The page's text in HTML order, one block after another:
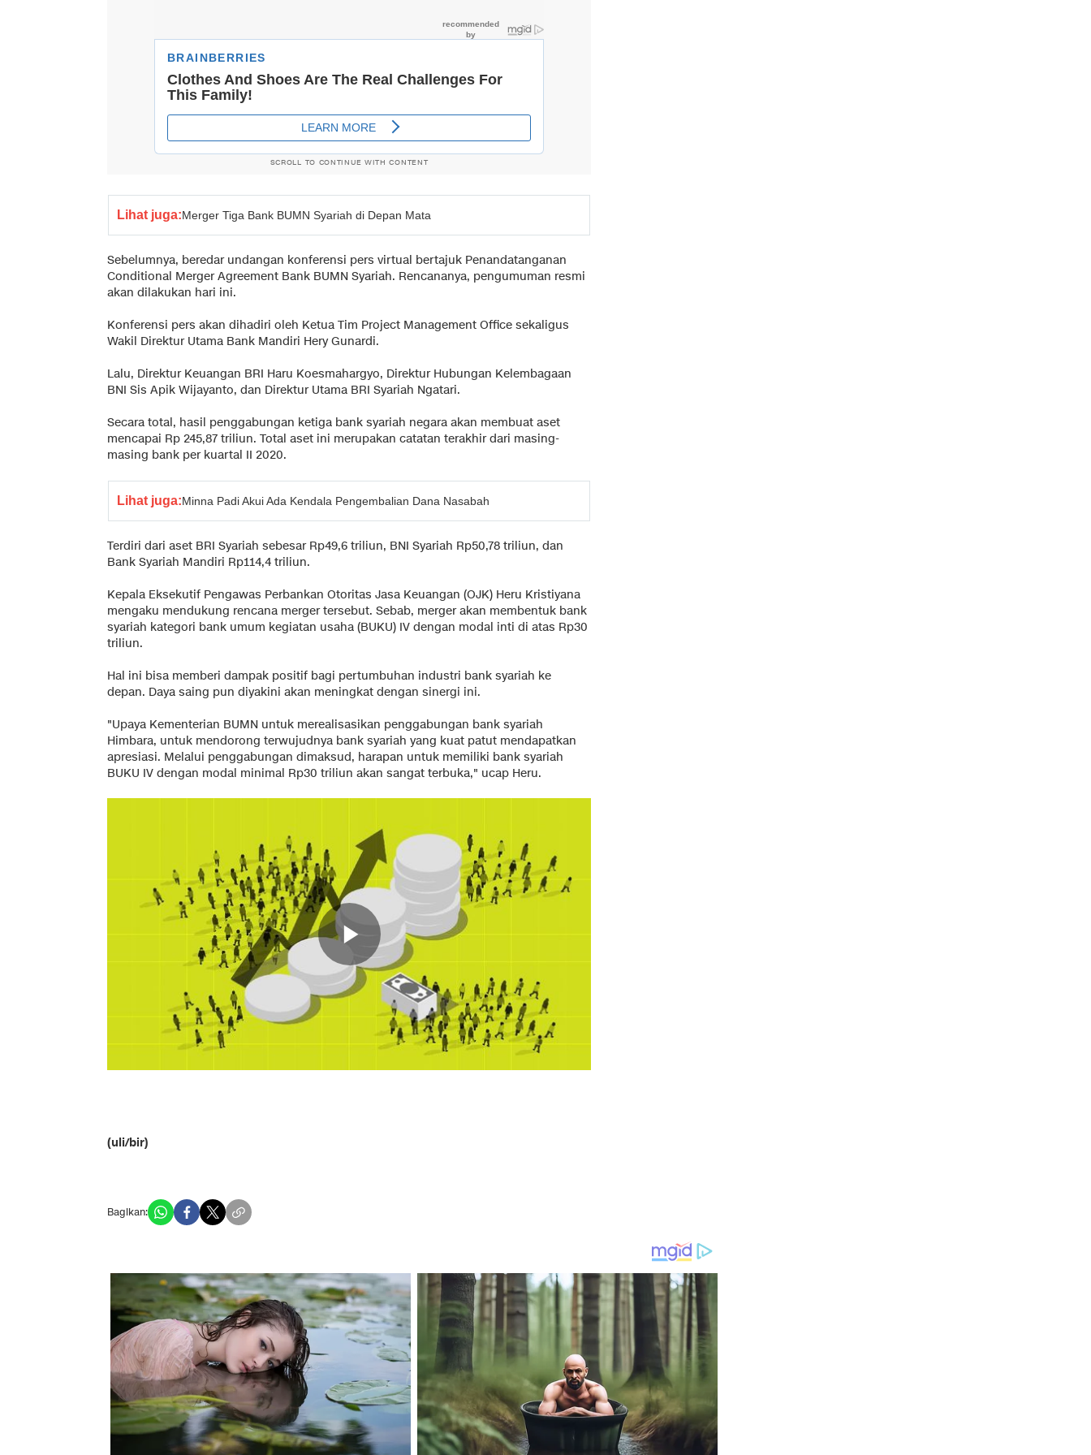
SCROLL TO CONTINUE WITH CONTENT
Lihat juga:Merger Tiga Bank BUMN Syariah di Depan Mata
Sebelumnya, beredar undangan konferensi pers virtual bertajuk Penandatanganan
Conditional Merger Agreement Bank BUMN Syariah. Rencananya, pengumuman resmi
akan dilakukan hari ini.
Konferensi pers akan dihadiri oleh Ketua Tim Project Management Office sekaligus
Wakil Direktur Utama Bank Mandiri Hery Gunardi.
Lalu, Direktur Keuangan BRI Haru Koesmahargyo, Direktur Hubungan Kelembagaan
BNI Sis Apik Wijayanto, dan Direktur Utama BRI Syariah Ngatari.
Secara total, hasil penggabungan ketiga bank syariah negara akan membuat aset
mencapai Rp 245,87 triliun. Total aset ini merupakan catatan terakhir dari masing-
masing bank per kuartal II 2020.
Lihat juga:Minna Padi Akui Ada Kendala Pengembalian Dana Nasabah
Terdiri dari aset BRI Syariah sebesar Rp49,6 triliun, BNI Syariah Rp50,78 triliun, dan
Bank Syariah Mandiri Rp114,4 triliun.
Kepala Eksekutif Pengawas Perbankan Otoritas Jasa Keuangan (OJK) Heru Kristiyana
mengaku mendukung rencana merger tersebut. Sebab, merger akan membentuk bank
syariah kategori bank umum kegiatan usaha (BUKU) IV dengan modal inti di atas Rp30
triliun.
Hal ini bisa memberi dampak positif bagi pertumbuhan industri bank syariah ke
depan. Daya saing pun diyakini akan meningkat dengan sinergi ini.
"Upaya Kementerian BUMN untuk merealisasikan penggabungan bank syariah
Himbara, untuk mendorong terwujudnya bank syariah yang kuat patut mendapatkan
apresiasi. Melalui penggabungan dimaksud, harapan untuk memiliki bank syariah
BUKU IV dengan modal minimal Rp30 triliun akan sangat terbuka," ucap Heru.
(uli/bir)
Bagikan: